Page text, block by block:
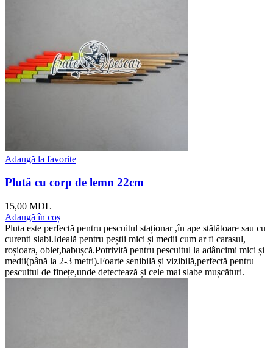
Adaugă la favorite
Plută cu corp de lemn 22cm
15,00 MDL
Adaugă în coș
Pluta este perfectă pentru pescuitul staționar ,în ape stătătoare sau cu
curenti slabi.Ideală pentru peștii mici și medii cum ar fi carasul,
roșioara, oblet,babușcă.Potrivită pentru pescuitul la adâncimi mici și
medii(până la 2-3 metri).Foarte senibilă și vizibilă,perfectă pentru
pescuitul de finețe,unde detectează și cele mai slabe mușcături.